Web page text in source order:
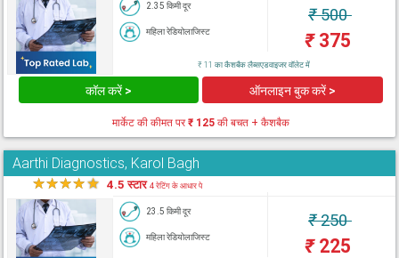
2.35 किमी दूर
महिला रेडियोलाजिस्ट
₹500
₹375
₹ 11 का कैशबैक लैब्सएडवाइजर वॉलेट में
कॉल करें > ऑनलाइन बुक करें >
मार्केट की कीमत पर₹ 125की बचत + कैशबैक
Aarthi Diagnostics, Karol Bagh
★★★★★ 4.5 स्टार4 रेटिंग के आधार पे
23.5 किमी दूर
महिला रेडियोलाजिस्ट
₹250
₹225